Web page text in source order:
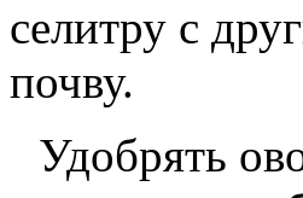
селитру с
почву.
Удобрять